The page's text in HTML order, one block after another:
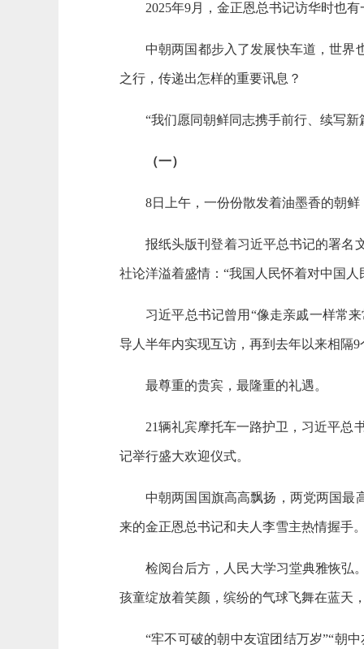
2025年9月，金正恩总书记访华时也
中朝两国都步入了发展快车道，世界
之行，传递出怎样的重要讯息？
“我们愿同朝鲜同志携手前行、续写
（一）
8日上午，一份份散发着油墨香的朝
报纸头版刊登着习近平总书记的署名
社论洋溢着盛情：“我国人民怀着对中国
习近平总书记曾用“像走亲戚一样常
导人半年内实现互访，再到去年以来相隔
最尊重的贵宾，最隆重的礼遇。
21辆礼宾摩托车一路护卫，习近平总
记举行盛大欢迎仪式。
中朝两国国旗高高飘扬，两党两国最
来的金正恩总书记和夫人李雪主热情握手
检阅台后方，人民大学习堂典雅恢弘
孩童绽放着笑颜，缤纷的气球飞舞在蓝天
“牢不可破的朝中友谊团结万岁”“朝